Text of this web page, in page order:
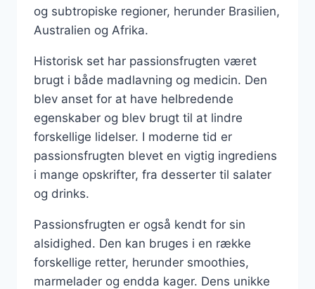
og subtropiske regioner, herunder Brasilien,
Australien og Afrika.
Historisk set har passionsfrugten været
brugt i både madlavning og medicin. Den
blev anset for at have helbredende
egenskaber og blev brugt til at lindre
forskellige lidelser. I moderne tid er
passionsfrugten blevet en vigtig ingrediens
i mange opskrifter, fra desserter til salater
og drinks.
Passionsfrugten er også kendt for sin
alsidighed. Den kan bruges i en række
forskellige retter, herunder smoothies,
marmelader og endda kager. Dens unikke